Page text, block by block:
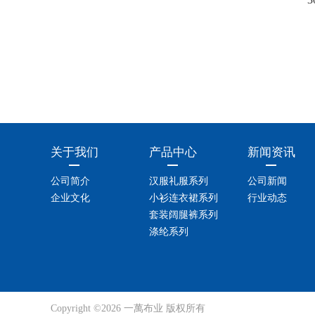
关于我们
公司简介
企业文化
产品中心
汉服礼服系列
小衫连衣裙系列
套装阔腿裤系列
涤纶系列
新闻资讯
公司新闻
行业动态
Copyright ©2026 一萬布业 版权所有